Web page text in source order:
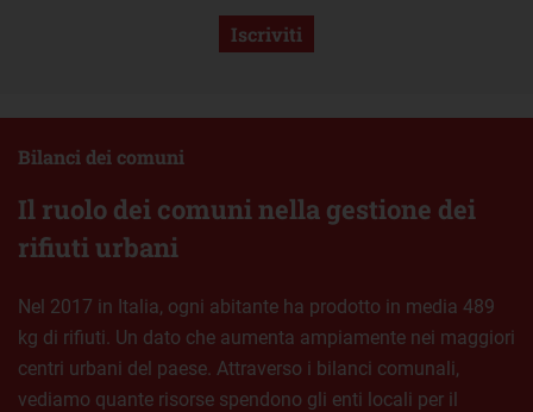
Iscriviti
Il ruolo dei comuni nella gestione dei
rifiuti urbani
Bilanci dei comuni
Nel 2017 in Italia, ogni abitante ha prodotto in media 489
kg di rifiuti. Un dato che aumenta ampiamente nei maggiori
centri urbani del paese. Attraverso i bilanci comunali,
vediamo quante risorse spendono gli enti locali per il